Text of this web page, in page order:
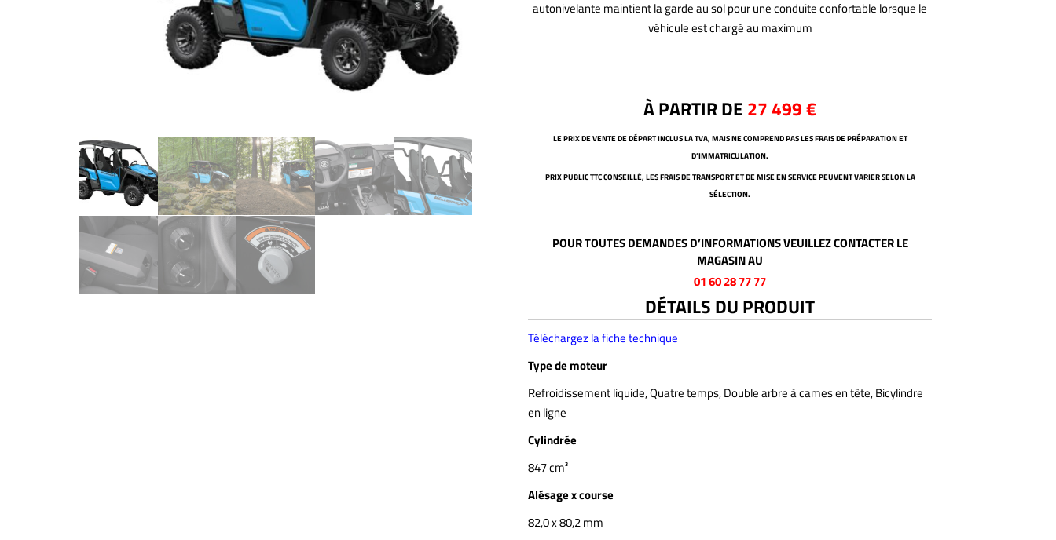
autonivelante maintient la garde au sol pour une conduite confortable lorsque le
véhicule est chargé au maximum
À PARTIR DE 27 499 €
LE PRIX DE VENTE DE DÉPART INCLUS LA TVA, MAIS NE COMPREND PAS LES FRAIS DE PRÉPARATION ET
D’IMMATRICULATION.
PRIX PUBLIC TTC CONSEILLÉ, LES FRAIS DE TRANSPORT ET DE MISE EN SERVICE PEUVENT VARIER SELON LA
SÉLECTION.
POUR TOUTES DEMANDES D’INFORMATIONS VEUILLEZ CONTACTER LE
MAGASIN AU
01 60 28 77 77
DÉTAILS DU PRODUIT
Téléchargez la fiche technique
Type de moteur
Refroidissement liquide, Quatre temps, Double arbre à cames en tête, Bicylindre
en ligne
Cylindrée
847 cm³
Alésage x course
82,0 x 80,2 mm